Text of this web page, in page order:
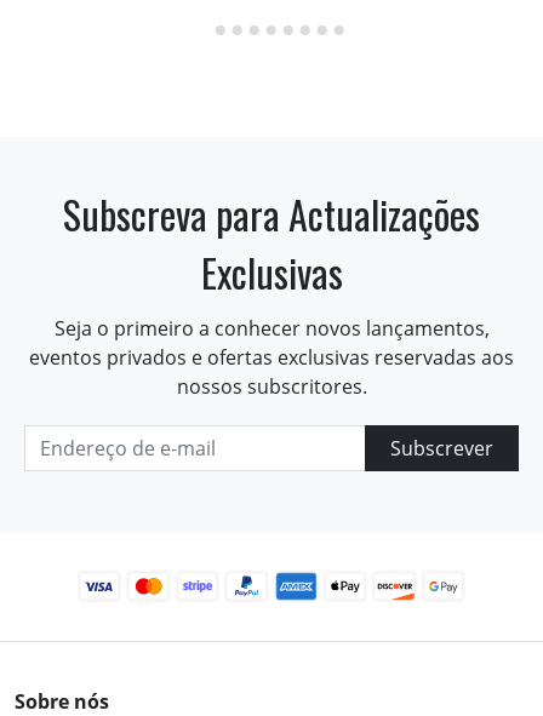
Subscreva para Actualizações
Exclusivas
Seja o primeiro a conhecer novos lançamentos,
eventos privados e ofertas exclusivas reservadas aos
nossos subscritores.
Subscrever
Sobre nós